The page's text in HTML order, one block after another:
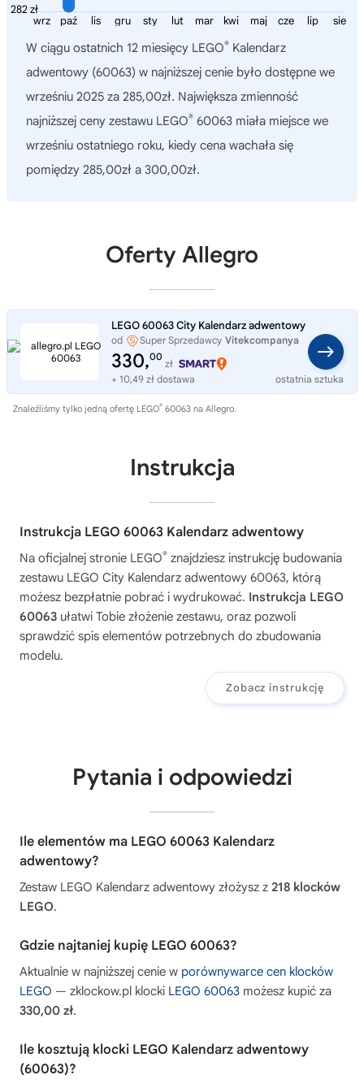
282 zł
sie
lip
cze
maj
kwi
mar
lut
sty
gru
lis
paź
wrz
W ciągu ostatnich 12 miesięcy LEGO® Kalendarz
adwentowy (60063) w najniższej cenie było dostępne we
wrześniu 2025 za 285,00zł. Największa zmienność
najniższej ceny zestawu LEGO® 60063 miała miejsce we
wrześniu ostatniego roku, kiedy cena wachała się
pomiędzy 285,00zł a 300,00zł.
Oferty Allegro
LEGO 60063 City Kalendarz adwentowy
od Super Sprzedawcy Vitekcompanya
330,00
zł
+ 10,49 zł dostawa
ostatnia sztuka
Znaleźliśmy tylko jedną ofertę LEGO® 60063 na Allegro.
Instrukcja
Instrukcja LEGO 60063 Kalendarz adwentowy
Na oficjalnej stronie LEGO® znajdziesz instrukcję budowania
zestawu LEGO City Kalendarz adwentowy 60063, którą
możesz bezpłatnie pobrać i wydrukować. Instrukcja LEGO
60063 ułatwi Tobie złożenie zestawu, oraz pozwoli
sprawdzić spis elementów potrzebnych do zbudowania
modelu.
Zobacz instrukcję
Pytania i odpowiedzi
Ile elementów ma LEGO 60063 Kalendarz
adwentowy?
Zestaw LEGO Kalendarz adwentowy złożysz z 218 klocków
LEGO.
Gdzie najtaniej kupię LEGO 60063?
Aktualnie w najniższej cenie w porównywarce cen klocków
LEGO — zklockow.pl klocki LEGO 60063 możesz kupić za
330,00 zł.
Ile kosztują klocki LEGO Kalendarz adwentowy
(60063)?